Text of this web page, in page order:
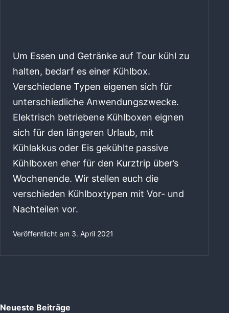
Um Essen und Getränke auf Tour kühl zu
halten, bedarf es einer Kühlbox.
Verschiedene Typen eigenen sich für
unterschiedliche Anwendungszwecke.
Elektrisch betriebene Kühlboxen eignen
sich für den längeren Urlaub, mit
Kühlakkus oder Eis gekühlte passive
Kühlboxen eher für den Kurztrip über’s
Wochenende. Wir stellen euch die
verschieden Kühlboxtypen mit Vor- und
Nachteilen vor.
Veröffentlicht am 3. April 2021
Neueste Beiträge